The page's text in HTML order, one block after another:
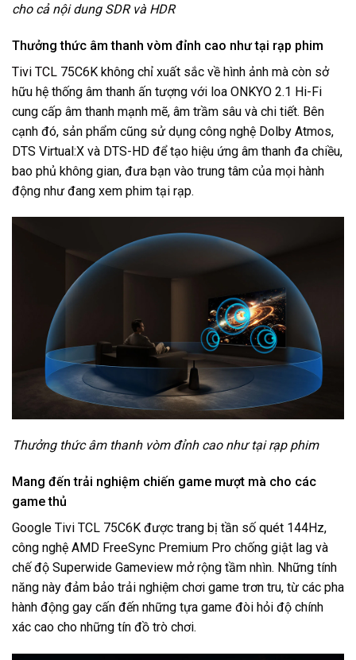
cho cả nội dung SDR và HDR
Thưởng thức âm thanh vòm đỉnh cao như tại rạp phim
Tivi TCL 75C6K không chỉ xuất sắc về hình ảnh mà còn sở
hữu hệ thống âm thanh ấn tượng với loa ONKYO 2.1 Hi-Fi
cung cấp âm thanh mạnh mẽ, âm trầm sâu và chi tiết. Bên
cạnh đó, sản phẩm cũng sử dụng công nghệ Dolby Atmos,
DTS Virtual:X và DTS-HD để tạo hiệu ứng âm thanh đa chiều,
bao phủ không gian, đưa bạn vào trung tâm của mọi hành
động như đang xem phim tại rạp.
Thưởng thức âm thanh vòm đỉnh cao như tại rạp phim
Mang đến trải nghiệm chiến game mượt mà cho các
game thủ
Google Tivi TCL 75C6K được trang bị tần số quét 144Hz,
công nghệ AMD FreeSync Premium Pro chống giật lag và
chế độ Superwide Gameview mở rộng tầm nhìn. Những tính
năng này đảm bảo trải nghiệm chơi game trơn tru, từ các pha
hành động gay cấn đến những tựa game đòi hỏi độ chính
xác cao cho những tín đồ trò chơi.